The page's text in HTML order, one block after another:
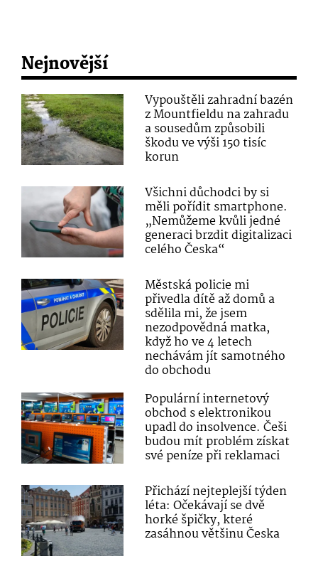
Nejnovější
Vypouštěli zahradní bazén
z Mountfieldu na zahradu
a sousedům způsobili
škodu ve výši 150 tisíc
korun
Všichni důchodci by si
měli pořídit smartphone.
„Nemůžeme kvůli jedné
generaci brzdit digitalizaci
celého Česka“
Městská policie mi
přivedla dítě až domů a
sdělila mi, že jsem
nezodpovědná matka,
když ho ve 4 letech
nechávám jít samotného
do obchodu
Populární internetový
obchod s elektronikou
upadl do insolvence. Češi
budou mít problém získat
své peníze při reklamaci
Přichází nejteplejší týden
léta: Očekávají se dvě
horké špičky, které
zasáhnou většinu Česka